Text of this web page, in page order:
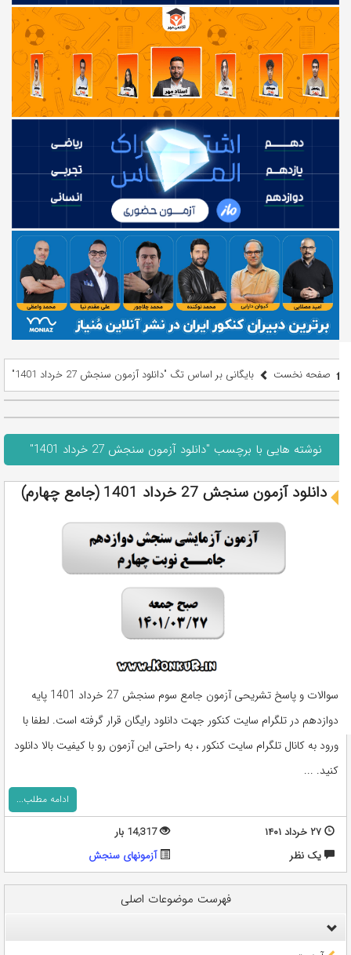
صفحه نخست بایگانی بر اساس تگ "دانلود آزمون سنجش 27 خرداد 1401"
نوشته هایی با برچسب "دانلود آزمون سنجش 27 خرداد 1401"
دانلود آزمون سنجش 27 خرداد 1401 (جامع چهارم)
سوالات و پاسخ تشریحی آزمون جامع سوم سنجش 27 خرداد 1401 پایه
دوازدهم در تلگرام سایت کنکور جهت دانلود رایگان قرار گرفته است. لطفا با
ورود به کانال تلگرام سایت کنکور ، به راحتی این آزمون رو با کیفیت بالا دانلود
کنید. ...
ادامه مطلب...
۲۷ خرداد ۱۴۰۱
14,317 بار
يک نظر
آزمونهای سنجش
فهرست موضوعات اصلی